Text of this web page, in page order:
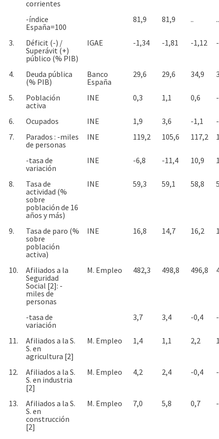
corrientes
-índice
España=100
81,9 81,9 .. ..
3.
Déficit (-) /
Superávit (+)
público (% PIB)
IGAE -1,34 -1,81 -1,12
4.
Deuda pública
(% PIB)
Banco
España
29,6 29,6 34,9
5.
Población
activa
INE 0,3 1,1 0,6
6. Ocupados INE 1,9 3,6 -1,1
7.
Parados : -miles
de personas
INE 119,2 105,6 117,2
-tasa de
variación
INE -6,8 -11,4 10,9
8.
Tasa de
actividad (%
sobre
población de 16
años y más)
INE 59,3 59,1 58,8
9.
Tasa de paro (%
sobre
población
activa)
INE 16,8 14,7 16,2
10.
Afiliados a la
Seguridad
Social [2]: -
miles de
personas
M. Empleo 482,3 498,8 496,8
-tasa de
variación
3,7 3,4 -0,4
11.
Afiliados a la S.
S. en
agricultura [2]
M. Empleo 1,4 1,1 2,2
12.
Afiliados a la S.
S. en industria
[2]
M. Empleo 4,2 2,4 -0,4
13.
Afiliados a la S.
S. en
construcción
[2]
M. Empleo 7,0 5,8 0,7